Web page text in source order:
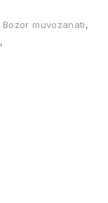
Bozor muvozanati,
,